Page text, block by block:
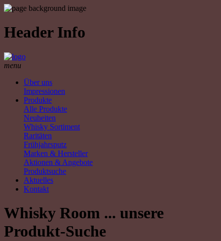
Header Info
menu
Über uns
Impressionen
Produkte
Alle Produkte
Neuheiten
Whisky Sortiment
Raritäten
Frühjahrsputz
Marken & Hersteller
Aktionen & Angebote
Produktsuche
Aktuelles
Kontakt
Whisky Room ... unsere
Produkt-Suche